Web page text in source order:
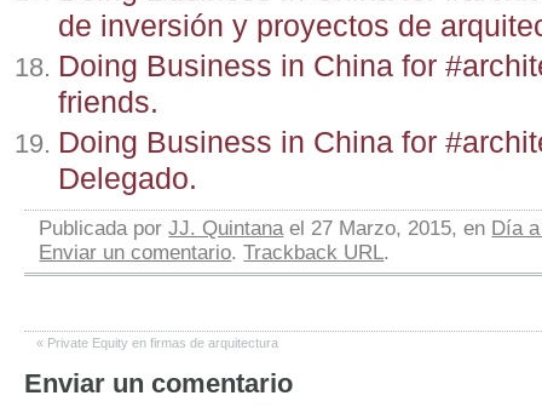
de inversión y proyectos de
Doing Business in China for
friends.
Doing Business in China for
Delegado.
Publicada porJJ. Quintanael 27 Marzo, 2015, en Día
Enviar un comentario.Trackback URL.
« Private Equity en firmas de arquitectura
Enviar un comentario